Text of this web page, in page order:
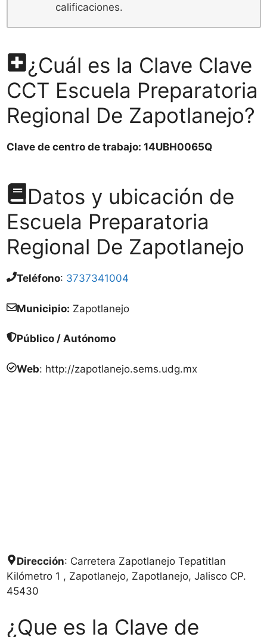
calificaciones.
¿Cuál es la Clave Clave
CCT Escuela Preparatoria
Regional De Zapotlanejo?
Clave de centro de trabajo: 14UBH0065Q
Datos y ubicación de
Escuela Preparatoria
Regional De Zapotlanejo
Teléfono: 3737341004
Municipio: Zapotlanejo
Público / Autónomo
Web: http://zapotlanejo.sems.udg.mx
Dirección: Carretera Zapotlanejo Tepatitlan
Kilómetro 1 , Zapotlanejo, Zapotlanejo, Jalisco CP.
45430
¿Que es la Clave de